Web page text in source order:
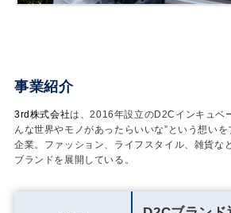
事業紹介
3rd株式会社は、2016年設立のD2Cインキュベ
んな世界やモノがあったらいいな”という想い
企業。ファッション、ライフスタイル、雑貨な
ブランドを展開している。